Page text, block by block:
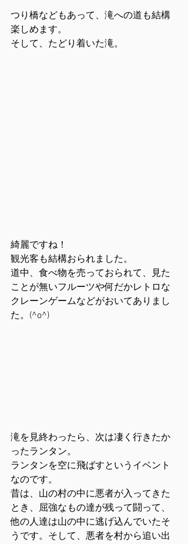
つり橋などもあって、滝への道も結構
楽しめます。
そして、たどり着いた滝。
綺麗ですね！
観光客も結構おられました。
道中、食べ物を売っておられて、見た
ことが無いフルーツや何だかレトロな
クレーンゲームなどがおいてありまし
た。(^o^)
滝を見終わったら、次は凄く行きたか
ったランタン。
ランタンを空に飛ばすというイベント
なのです。
昔は、山の村の中に悪者が入ってきた
とき、屈強なもの達が残って闘って、
他の人達は山の中に逃げ込んでいたそ
うです。そして、悪者を村から追い出